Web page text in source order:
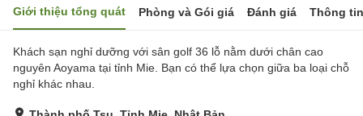
Giới thiệu tổng quát Phòng và Gói giá Đánh giá Thông
Khách sạn nghỉ dưỡng với sân golf 36 lỗ nằm dưới chân cao
nguyên Aoyama tại tỉnh Mie. Bạn có thể lựa chọn giữa ba loại chỗ
nghỉ khác nhau.